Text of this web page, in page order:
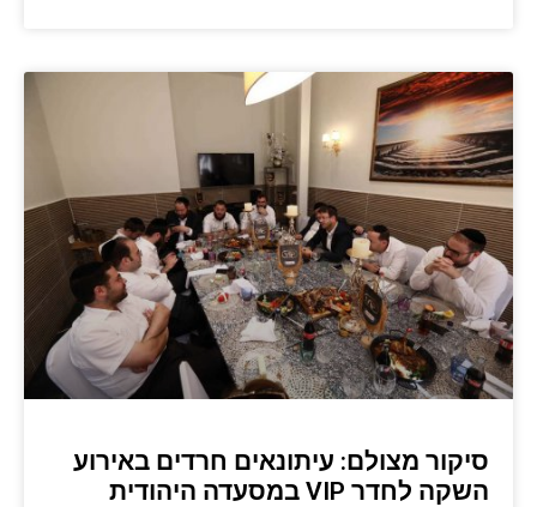
סיקור מצולם: עיתונאים חרדים באירוע
השקה לחדר VIP במסעדה היהודית